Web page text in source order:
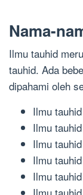
Nama-
Ilmu tauhid
tauhid. Ada
dipahami oleh
Ilmu
Ilmu
Ilmu
Ilmu
Ilmu